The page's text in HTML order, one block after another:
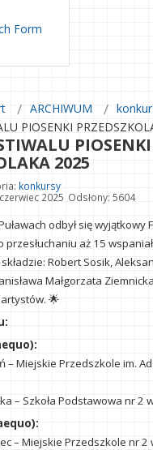
Form
ARCHIWUM
PIOSENKI
PIOSENKI
2025
konkursy
2025 Odsłony: 5604
odbył się wyjątkowy
przesłuchaniu aż 15
Robert Sosik,
Małgorzata
🌟
– Miejskie Przedszkole im.
– Szkoła Podstawowa nr 2
– Miejskie Przedszkole nr 2